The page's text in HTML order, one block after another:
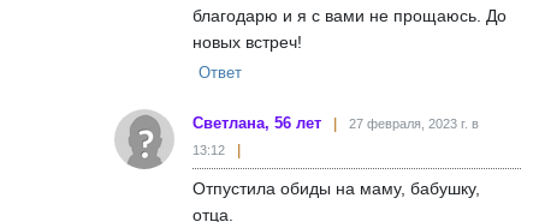
благодарю и я с вами не прощаюсь. До
новых встреч!
Ответ
Светлана, 56 лет
27 февраля, 2023 г. в
13:12
Отпустила обиды на маму, бабушку,
отца.